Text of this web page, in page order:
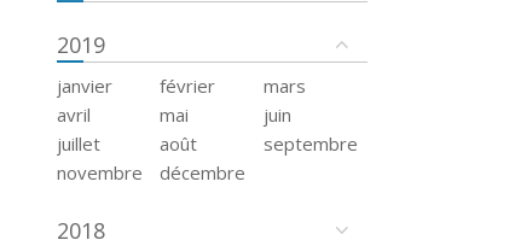
2019
janvier février
mars
avril
mai
juin
juillet
août
septembre
novembre
décembre
2018